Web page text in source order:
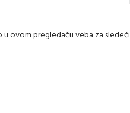
ovom pregledaču veba za sledeći